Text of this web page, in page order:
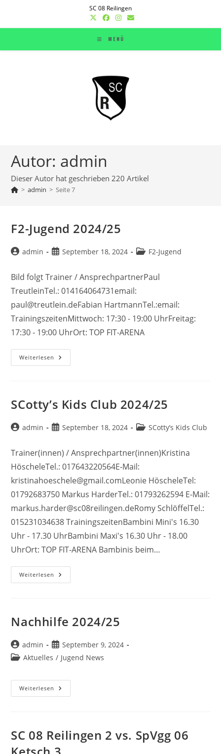
springen
SC 08 Reilingen
MENÜ
Autor: admin
Dieser Autor hat geschrieben 220 Artikel
> admin > Seite 7
F2-Jugend 2024/25
Beitrags-
admin
Beitrag
September 18, 2024
Beitrags-
F2-Jugend
Bild folgt Trainer / AnsprechpartnerPaul
TreutleinTel.: 014164064731email:
paul@treutlein.deFabian HartmannTel.:email:
TrainingszeitenMittwoch: 17:30 - 19:00 UhrFreitag:
17:30 - 19:00 UhrOrt: TOP FIT-ARENA
Weiterlesen F2-
Jugend
SCotty’s Kids Club 2024/25
Beitrags-
admin
Beitrag
September 18, 2024
Beitrags-
SCotty’s Kids Club
Trainer(innen) / Ansprechpartner(innen)Kristina
HöscheleTel.: 017643220564E-Mail:
kristinahoeschele@gmail.comLeonie HöscheleTel:
01792683750 Markus HarderTel.: 01793262594 E-Mail:
markus.harder@sc08reilingen.deRomy SchlöffelTel.:
015231034638 TrainingszeitenBambini Mini's 16.30
Uhr - 17.30 UhrBambini Maxi's 16.30 Uhr - 18.00
UhrOrt: TOP FIT-ARENA Bambinis beim…
Weiterlesen SCotty’s
Kids
Nachhilfe 2024/25
Beitrags-
Autor:
admin
Beitrag
veröffentlicht:
September 9, 2024
Beitrags-
Aktuelles / Jugend News
Weiterlesen Nachhilfe
2024/25
SC 08 Reilingen 2 vs. SpVgg 06